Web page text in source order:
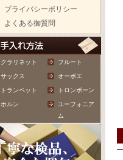
プライバシーポリシー
よくある御質問
クラリネット フルート
サックス オーボエ
トランペット トロンボーン
ホルン
ユーフォニア
ム